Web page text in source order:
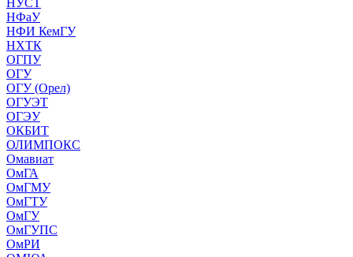
НФаУ
НФИ КемГУ
НХТК
ОГПУ
ОГУ
ОГУ (Орел)
ОГУЭТ
ОГЭУ
ОКБИТ
ОЛИМПОКС
Омавиат
ОмГА
ОмГМУ
ОмГТУ
ОмГУ
ОмГУПС
ОмРИ